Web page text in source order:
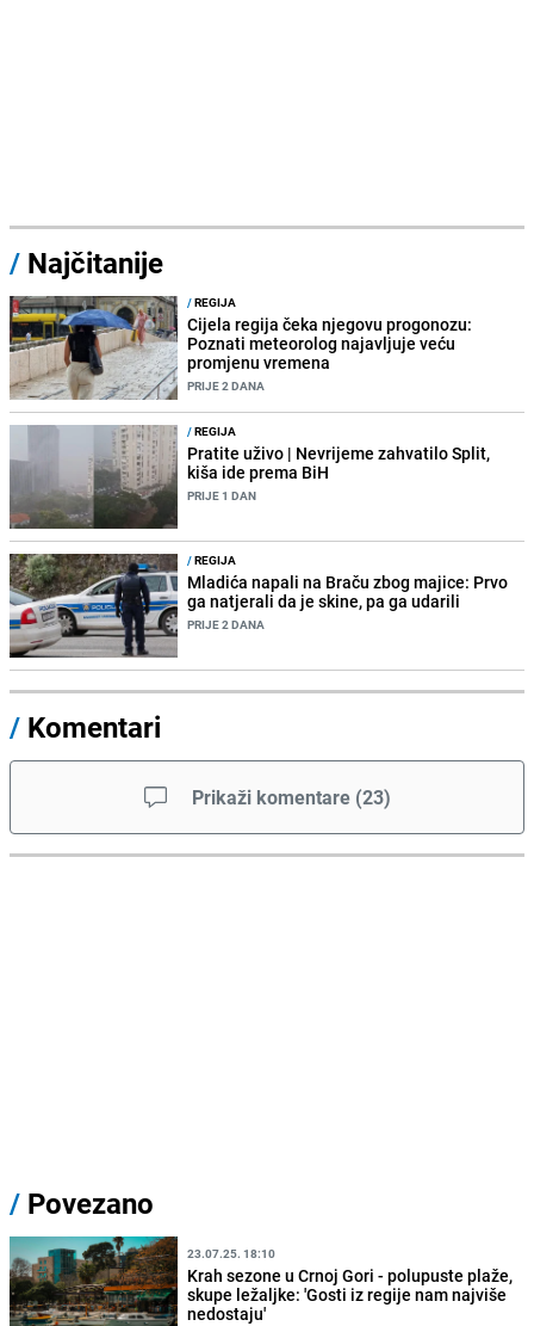
/ Najčitanije
/REGIJA
Cijela regija čeka njegovu progonozu:
Poznati meteorolog najavljuje veću
promjenu vremena
PRIJE 2 DANA
/REGIJA
Pratite uživo | Nevrijeme zahvatilo Split,
kiša ide prema BiH
PRIJE 1 DAN
/REGIJA
Mladića napali na Braču zbog majice: Prvo
ga natjerali da je skine, pa ga udarili
PRIJE 2 DANA
/ Komentari
Prikaži komentare (23)
/ Povezano
23.07.25. 18:10
Krah sezone u Crnoj Gori - polupuste plaže,
skupe ležaljke: 'Gosti iz regije nam najviše
nedostaju'